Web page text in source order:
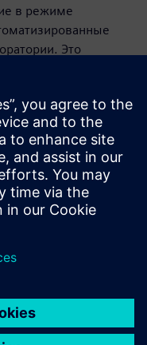
в режиме
Это
и рабочими
в автономном
времени в
сложных
разных условиях;